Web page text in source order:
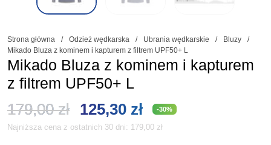
Strona główna / Odzież wędkarska / Ubrania wędkarskie / Bluzy
/
Mikado Bluza z kominem i kapturem z filtrem UPF50+ L
Mikado Bluza z kominem i kapturem
z filtrem UPF50+ L
179,00zł Pierwotna
cena
125,30 złAktualna
cena
-30%
Najniższa cena z ostatnich 30 dni: 179,00 zł